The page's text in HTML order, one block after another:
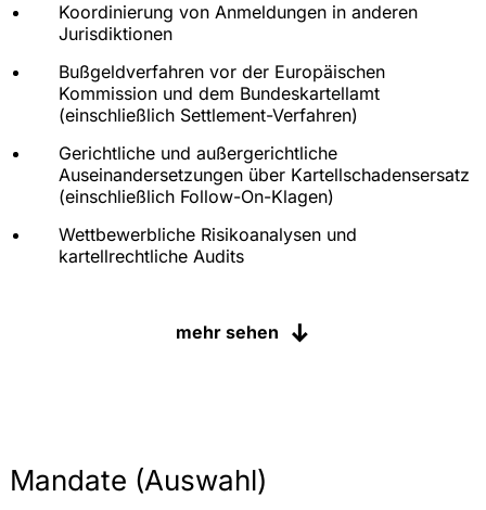
Koordinierung von Anmeldungen in anderen
Jurisdiktionen
Bußgeldverfahren vor der Europäischen
Kommission und dem Bundeskartellamt
(einschließlich Settlement-Verfahren)
Gerichtliche und außergerichtliche
Auseinandersetzungen über Kartellschadensersatz
(einschließlich Follow-On-Klagen)
Wettbewerbliche Risikoanalysen und
kartellrechtliche Audits
Vertriebskartellrechtmehr sehen
Mandate (Auswahl)